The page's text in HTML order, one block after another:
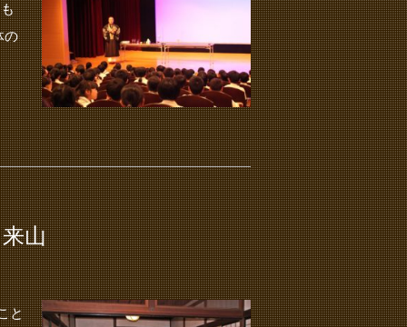
の
山
と